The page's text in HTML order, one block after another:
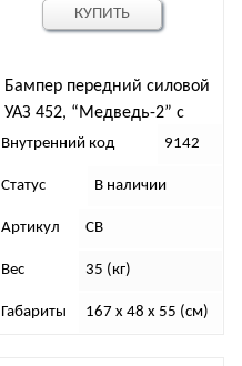
Бампер передний силовой
УАЗ 452, “Медведь-2” с
малым кенгурином
Внутренний код 9142
Статус В наличии
Артикул СВ
Вес 35 (кг)
Габариты 167 x 48 x 55 (см)
КУПИТЬ